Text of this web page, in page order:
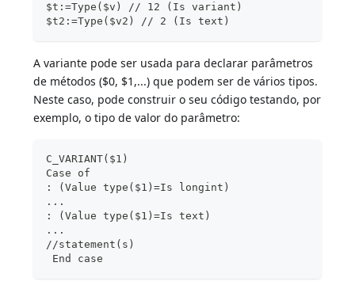
$t:=Type($v) // 12 (Is variant)
$t2:=Type($v2) // 2 (Is text)
A variante pode ser usada para declarar parâmetros
de métodos ($0, $1,...) que podem ser de vários tipos.
Neste caso, pode construir o seu código testando, por
exemplo, o tipo de valor do parâmetro:
C_VARIANT($1)
Case of
: (Value type($1)=Is longint)
...
: (Value type($1)=Is text)
...
//statement(s)
End case